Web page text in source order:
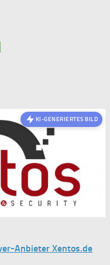
KI-GENERIERTES BILD
Anbieter Xentos.de